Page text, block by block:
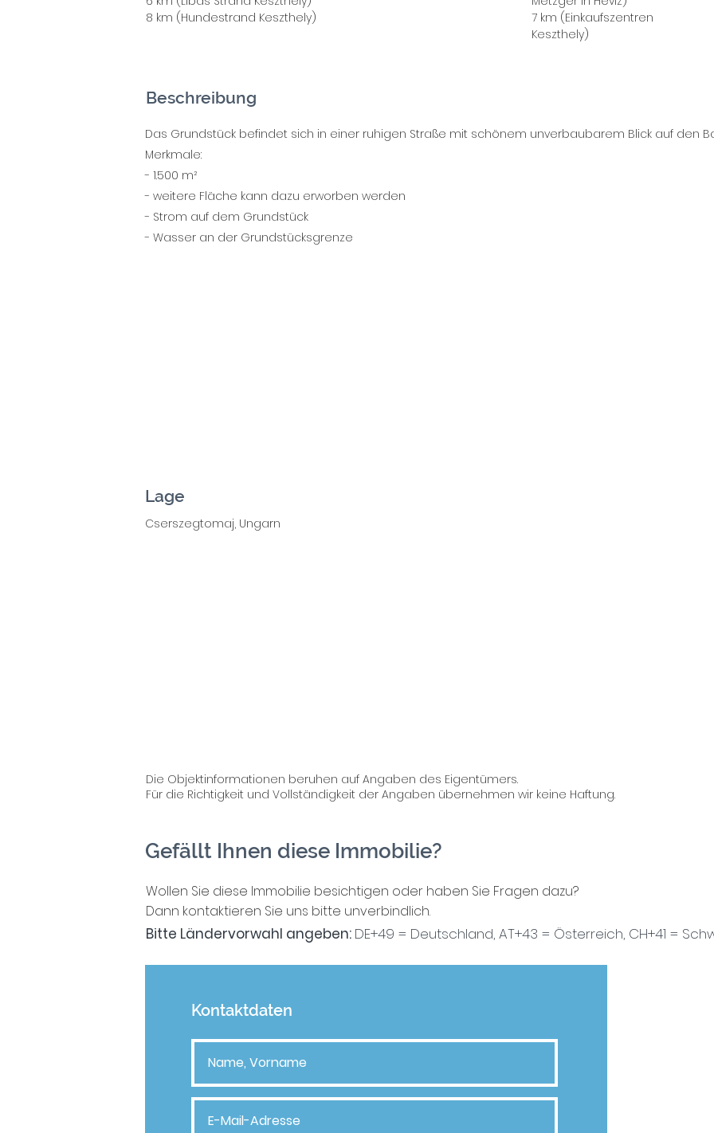
8 km (Hundestrand Keszthely)
7 km (Einkaufszentren
Keszthely)
Beschreibung
Das Grundstück befindet sich in einer ruhigen Straße mit schönem unverbaubarem Blick auf den
Merkmale:
- 1.500 m²
- weitere Fläche kann dazu erworben werden
- Strom auf dem Grundstück
- Wasser an der Grundstücksgrenze
Lage
Cserszegtomaj, Ungarn
Die Objektinformationen beruhen auf Angaben des Eigentümers.
Für die Richtigkeit und Vollständigkeit der Angaben übernehmen wir keine Haftung.
Gefällt Ihnen diese Immobilie?
Wollen Sie diese Immobilie besichtigen oder haben Sie Fragen dazu?
Dann kontaktieren Sie uns bitte unverbindlich.
Bitte Ländervorwahl angeben: DE+49 = Deutschland, AT+43 = Österreich, CH+41 =
Kontaktdaten